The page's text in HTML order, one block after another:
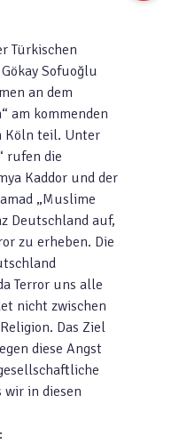
Türkischen
Sofuoğlu
an dem
am kommenden
Köln teil. Unter
rufen die
Kaddor und der
„Muslime
Deutschland auf,
zu erheben. Die
Terror uns alle
nicht zwischen
Das Ziel
diese Angst
wir in diesen